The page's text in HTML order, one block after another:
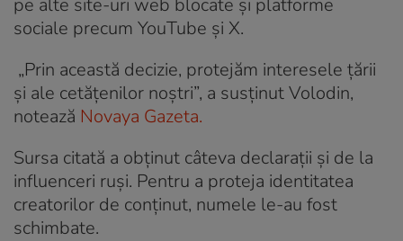
sociale precum YouTube și X.
„Prin această decizie, protejăm interesele țării
și ale cetățenilor noștri”, a susținut Volodin,
notează Novaya Gazeta.
Sursa citată a obținut câteva declarații și de la
influenceri ruși. Pentru a proteja identitatea
creatorilor de conținut, numele le-au fost
schimbate.